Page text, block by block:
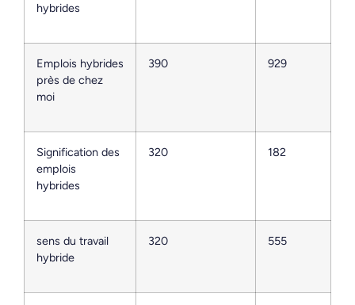
hybrides
Emplois hybrides
près de chez
moi
390 929
Signification des
emplois
hybrides
320 182
sens du travail
hybride
320 555